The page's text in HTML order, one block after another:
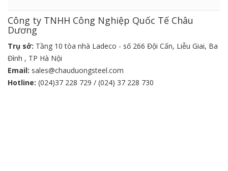
Công ty TNHH Công Nghiệp Quốc Tế Châu
Dương
Trụ sở: Tầng 10 tòa nhà Ladeco - số 266 Đội Cấn, Liễu Giai, Ba
Đình , TP Hà Nội
Email: sales@chauduongsteel.com
Hotline: (024)37 228 729 / (024) 37 228 730